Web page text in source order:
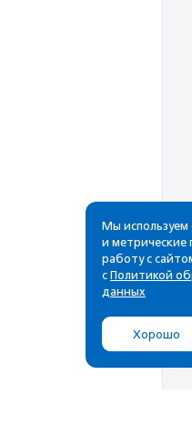
Мы
и
работу с
с Политикой
данных
Хорошо